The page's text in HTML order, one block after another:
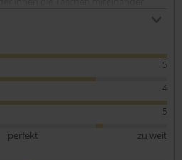
in den Stoff macht, und zwar genau
5
4
5
perfekt
zu weit